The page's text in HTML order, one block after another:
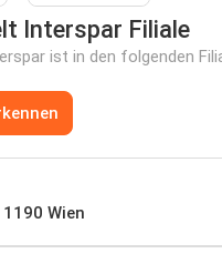
Interspar Filiale
ist in den folgenden
Wien